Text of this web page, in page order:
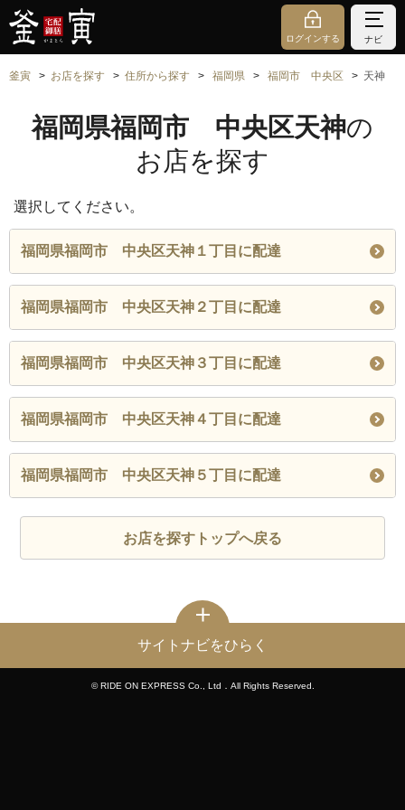
ログインする ナビ
釜寅 お店を探す 住所から探す 福岡県 福岡市 中央区 天神
福岡県福岡市 中央区天神の
お店を探す
選択してください。
福岡県福岡市 中央区天神１丁目に配達
福岡県福岡市 中央区天神２丁目に配達
福岡県福岡市 中央区天神３丁目に配達
福岡県福岡市 中央区天神４丁目に配達
福岡県福岡市 中央区天神５丁目に配達
お店を探すトップへ戻る
サイトナビをひらく
© RIDE ON EXPRESS Co., Ltd．All Rights Reserved.